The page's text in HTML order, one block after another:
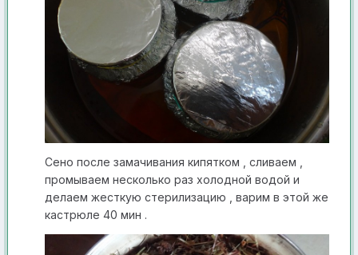
Сено после замачивания кипятком , сливаем ,
промываем несколько раз холодной водой и
делаем жесткую стерилизацию , варим в этой же
кастрюле 40 мин .